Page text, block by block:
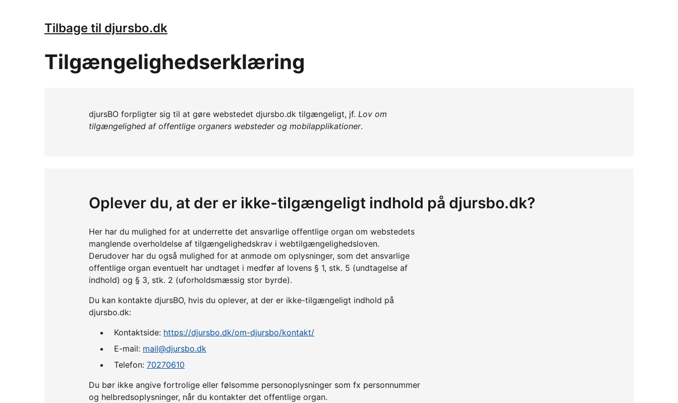
Tilbage til djursbo.dk
Tilgængelighedserklæring
djursBO forpligter sig til at gøre webstedet djursbo.dk tilgængeligt, jf. Lov om
tilgængelighed af offentlige organers websteder og mobilapplikationer.
Oplever du, at der er ikke-tilgængeligt indhold på djursbo.dk?
Her har du mulighed for at underrette det ansvarlige offentlige organ om webstedets
manglende overholdelse af tilgængelighedskrav i webtilgængelighedsloven.
Derudover har du også mulighed for at anmode om oplysninger, som det ansvarlige
offentlige organ eventuelt har undtaget i medfør af lovens § 1, stk. 5 (undtagelse af
indhold) og § 3, stk. 2 (uforholdsmæssig stor byrde).
Du kan kontakte djursBO, hvis du oplever, at der er ikke-tilgængeligt indhold på
djursbo.dk:
Kontaktside: https://djursbo.dk/om-djursbo/kontakt/
E-mail: mail@djursbo.dk
Telefon: 70270610
Du bør ikke angive fortrolige eller følsomme personoplysninger som fx personnummer
og helbredsoplysninger, når du kontakter det offentlige organ.